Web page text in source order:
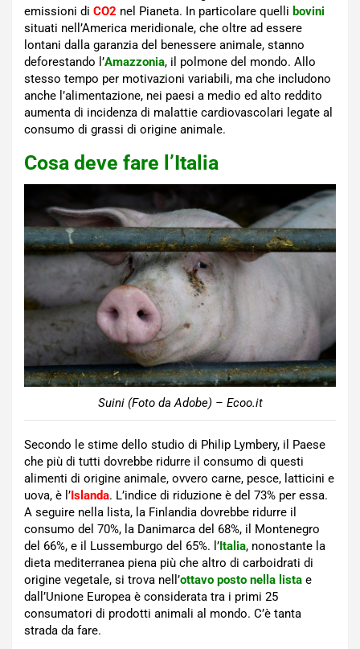
emissioni di CO2 nel Pianeta. In particolare quelli bovini
situati nell’America meridionale, che oltre ad essere
lontani dalla garanzia del benessere animale, stanno
deforestando l’Amazzonia, il polmone del mondo. Allo
stesso tempo per motivazioni variabili, ma che includono
anche l’alimentazione, nei paesi a medio ed alto reddito
aumenta di incidenza di malattie cardiovascolari legate al
consumo di grassi di origine animale.
Cosa deve fare l’Italia
Suini (Foto da Adobe) – Ecoo.it
Secondo le stime dello studio di Philip Lymbery, il Paese
che più di tutti dovrebbe ridurre il consumo di questi
alimenti di origine animale, ovvero carne, pesce, latticini e
uova, è l’Islanda. L’indice di riduzione è del 73% per essa.
A seguire nella lista, la Finlandia dovrebbe ridurre il
consumo del 70%, la Danimarca del 68%, il Montenegro
del 66%, e il Lussemburgo del 65%. l’Italia, nonostante la
dieta mediterranea piena più che altro di carboidrati di
origine vegetale, si trova nell’ottavo posto nella lista e
dall’Unione Europea è considerata tra i primi 25
consumatori di prodotti animali al mondo. C’è tanta
strada da fare.